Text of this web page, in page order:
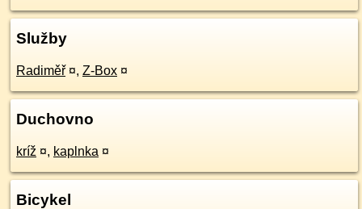
Služby
Radiměř ¤, Z-Box ¤
Duchovno
kríž ¤, kaplnka ¤
Bicykel